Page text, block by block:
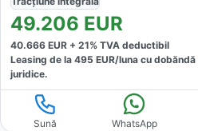
49.206 EUR
40.666 EUR + 21% TVA deductibil
Leasing de la 495 EUR/luna cu dobăndă
juridice.
Sună WhatsApp